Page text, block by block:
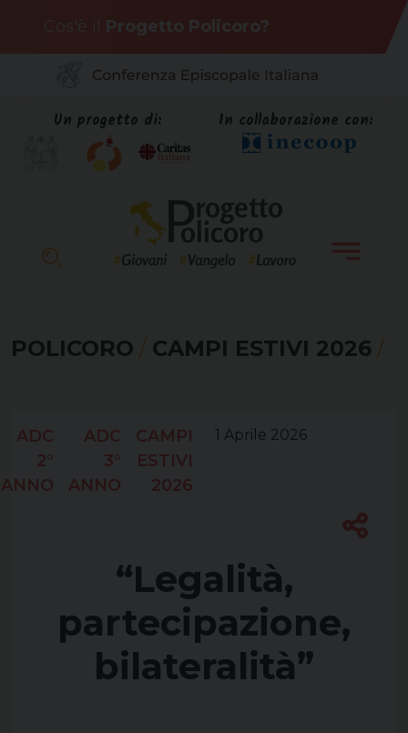
content
Cos'è il Progetto Policoro?
Un progetto di: In collaborazione con:
POLICORO / CAMPI ESTIVI 2026 /
ADC
2°
ANNO
ADC
3°
ANNO
CAMPI
ESTIVI
2026
1 Aprile 2026
“Legalità,
partecipazione,
bilateralità”